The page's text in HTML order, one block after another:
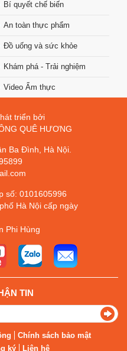
Bí quyết chế biến
An toàn thực phẩm
Đồ uống và sức khỏe
Khám phá - Trải nghiệm
Video Ẩm thực
triển bởi
QUÊ HƯƠNG
Ba Đình, Hà Nội.
số: 0101605996
Hà Nội cấp ngày
Phi Hùng
TIN
Chính sách bảo mật
ký Liên hệ